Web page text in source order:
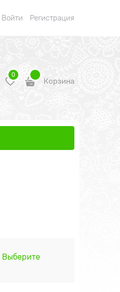
Войти Регистрация
0
Корзина
Выберите